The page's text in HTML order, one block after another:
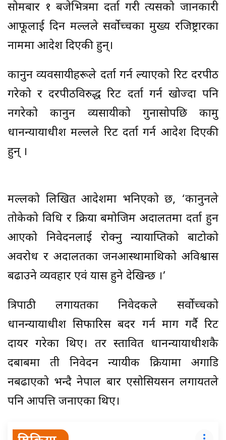
सोमबार १ बजेभित्रमा दर्ता गरी त्यसको जानकारी
आफूलाई दिन मल्लले सर्वोच्चका मुख्य रजिष्ट्रारका
नाममा आदेश दिएकी हुन्।
कानुन व्यवसायीहरूले दर्ता गर्न ल्याएको रिट दरपीठ
गरेको र दरपीठविरुद्ध रिट दर्ता गर्न खोज्दा पनि
नगरेको कानुन व्यसायीको गुनासोपछि कामु
प्रधानन्यायाधीश मल्लले रिट दर्ता गर्न आदेश दिएकी
हुन् ।
मल्लको लिखित आदेशमा भनिएको छ, ‘कानुनले
तोकेको विधि र प्रक्रिया बमोजिम अदालतमा दर्ता हुन
आएको निवेदनलाई रोक्नु न्यायप्राप्तिको बाटोको
अवरोध र अदालतका जनआस्थामाथिको अविश्वास
बढाउने व्यवहार एवं प्रयास हुने देखिन्छ ।’
त्रिपाठी लगायतका निवेदकले सर्वोच्चको
प्रधानन्यायाधीश सिफारिस बदर गर्न माग गर्दै रिट
दायर गरेका थिए। तर प्रस्तावित प्रधानन्यायाधीशकै
दबाबमा ती निवेदन न्यायीक प्रक्रियामा अगाडि
नबढाएको भन्दै नेपाल बार एसोसियसन लगायतले
पनि आपत्ति जनाएका थिए।